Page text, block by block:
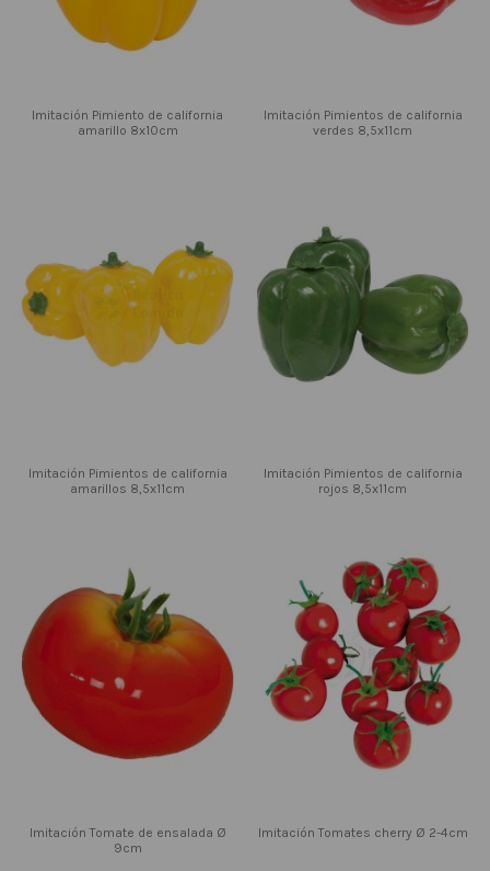
Imitación Pimiento de california
amarillo 8x10cm
Imitación Pimientos de california
verdes 8,5x11cm
Imitación Pimientos de california
amarillos 8,5x11cm
Imitación Pimientos de california
rojos 8,5x11cm
Imitación Tomate de ensalada Ø
9cm
Imitación Tomates cherry Ø 2-4cm